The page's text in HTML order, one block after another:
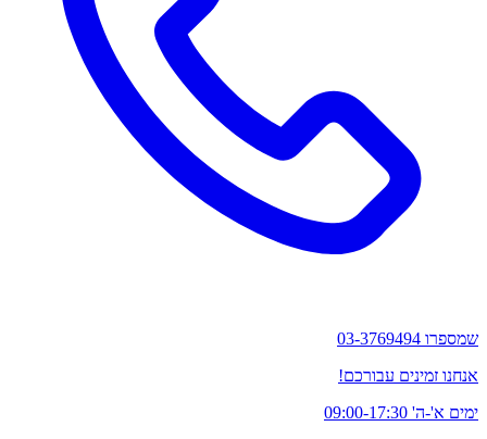
שמספרו 03-3769494
אנחנו זמינים עבורכם!
ימים א'-ה' 09:00-17:30